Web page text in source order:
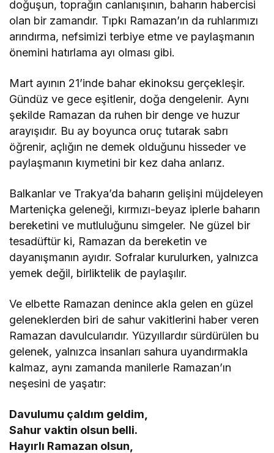
doğuşun, toprağın canlanışının, baharın habercisi
olan bir zamandır. Tıpkı Ramazan’ın da ruhlarımızı
arındırma, nefsimizi terbiye etme ve paylaşmanın
önemini hatırlama ayı olması gibi.
Mart ayının 21’inde bahar ekinoksu gerçekleşir.
Gündüz ve gece eşitlenir, doğa dengelenir. Aynı
şekilde Ramazan da ruhen bir denge ve huzur
arayışıdır. Bu ay boyunca oruç tutarak sabrı
öğrenir, açlığın ne demek olduğunu hisseder ve
paylaşmanın kıymetini bir kez daha anlarız.
Balkanlar ve Trakya’da baharın gelişini müjdeleyen
Marteniçka geleneği, kırmızı-beyaz iplerle baharın
bereketini ve mutluluğunu simgeler. Ne güzel bir
tesadüftür ki, Ramazan da bereketin ve
dayanışmanın ayıdır. Sofralar kurulurken, yalnızca
yemek değil, birliktelik de paylaşılır.
Ve elbette Ramazan denince akla gelen en güzel
geleneklerden biri de sahur vakitlerini haber veren
Ramazan davulcularıdır. Yüzyıllardır sürdürülen bu
gelenek, yalnızca insanları sahura uyandırmakla
kalmaz, aynı zamanda manilerle Ramazan’ın
neşesini de yaşatır:
Davulumu çaldım geldim,
Sahur vaktin olsun belli.
Hayırlı Ramazan olsun,